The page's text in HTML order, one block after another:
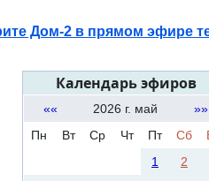
Дом-2 в прямом эфире
Календарь эфиров
«« 2026 г. май
»»
Пн
Вт Ср Чт Пт Сб
1
2